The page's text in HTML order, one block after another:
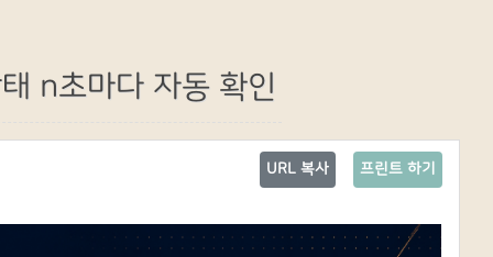
n초마다 자동 확인
프린트 하기
URL 복사